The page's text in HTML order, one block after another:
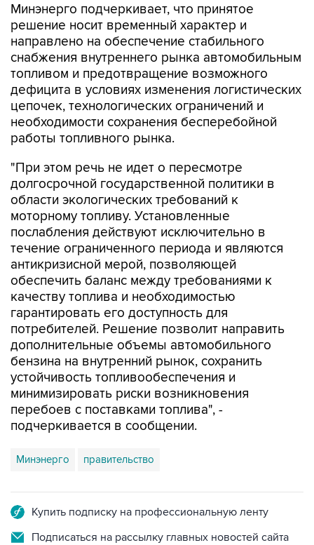
Минэнерго подчеркивает, что принятое
решение носит временный характер и
направлено на обеспечение стабильного
снабжения внутреннего рынка автомобильным
топливом и предотвращение возможного
дефицита в условиях изменения логистических
цепочек, технологических ограничений и
необходимости сохранения бесперебойной
работы топливного рынка.
"При этом речь не идет о пересмотре
долгосрочной государственной политики в
области экологических требований к
моторному топливу. Установленные
послабления действуют исключительно в
течение ограниченного периода и являются
антикризисной мерой, позволяющей
обеспечить баланс между требованиями к
качеству топлива и необходимостью
гарантировать его доступность для
потребителей. Решение позволит направить
дополнительные объемы автомобильного
бензина на внутренний рынок, сохранить
устойчивость топливообеспечения и
минимизировать риски возникновения
перебоев с поставками топлива", -
подчеркивается в сообщении.
Минэнерго правительство
Купить подписку на профессиональную ленту
Подписаться на рассылку главных новостей сайта